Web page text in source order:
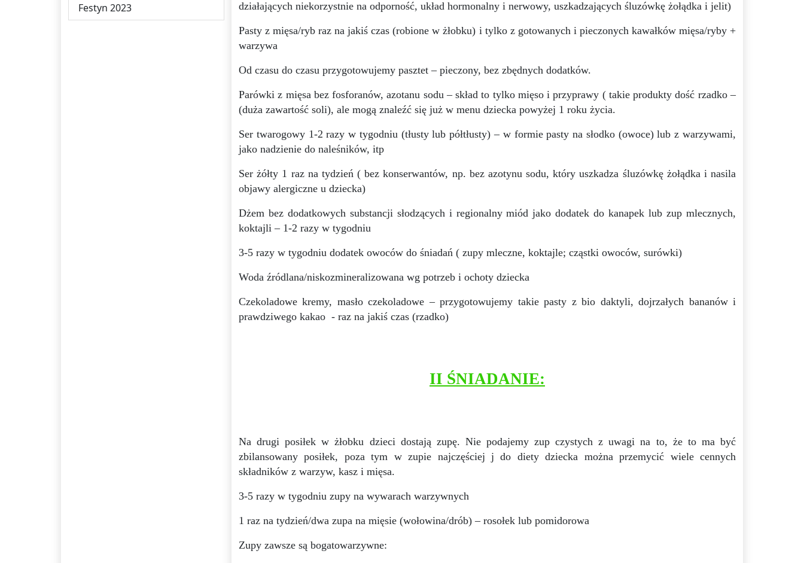
Festyn 2023
działających niekorzystnie na odporność, układ hormonalny i nerwowy, uszkadzających śluzówkę żołądka i jelit)
Pasty z mięsa/ryb raz na jakiś czas (robione w żłobku) i tylko z gotowanych i pieczonych kawałków mięsa/ryby +
warzywa
Od czasu do czasu przygotowujemy pasztet – pieczony, bez zbędnych dodatków.
Parówki z mięsa bez fosforanów, azotanu sodu – skład to tylko mięso i przyprawy ( takie produkty dość rzadko –
(duża zawartość soli), ale mogą znaleźć się już w menu dziecka powyżej 1 roku życia.
Ser twarogowy 1-2 razy w tygodniu (tłusty lub półtłusty) – w formie pasty na słodko (owoce) lub z warzywami,
jako nadzienie do naleśników, itp
Ser żółty 1 raz na tydzień ( bez konserwantów, np. bez azotynu sodu, który uszkadza śluzówkę żołądka i nasila
objawy alergiczne u dziecka)
Dżem bez dodatkowych substancji słodzących i regionalny miód jako dodatek do kanapek lub zup mlecznych,
koktajli – 1-2 razy w tygodniu
3-5 razy w tygodniu dodatek owoców do śniadań ( zupy mleczne, koktajle; cząstki owoców, surówki)
Woda źródlana/niskozmineralizowana wg potrzeb i ochoty dziecka
Czekoladowe kremy, masło czekoladowe – przygotowujemy takie pasty z bio daktyli, dojrzałych bananów i
prawdziwego kakao - raz na jakiś czas (rzadko)
II ŚNIADANIE:
Na drugi posiłek w żłobku dzieci dostają zupę. Nie podajemy zup czystych z uwagi na to, że to ma być
zbilansowany posiłek, poza tym w zupie najczęściej j do diety dziecka można przemycić wiele cennych
składników z warzyw, kasz i mięsa.
3-5 razy w tygodniu zupy na wywarach warzywnych
1 raz na tydzień/dwa zupa na mięsie (wołowina/drób) – rosołek lub pomidorowa
Zupy zawsze są bogatowarzywne: